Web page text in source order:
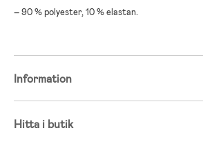
– 90 % polyester, 10 % elastan.
Information
Hitta i butik